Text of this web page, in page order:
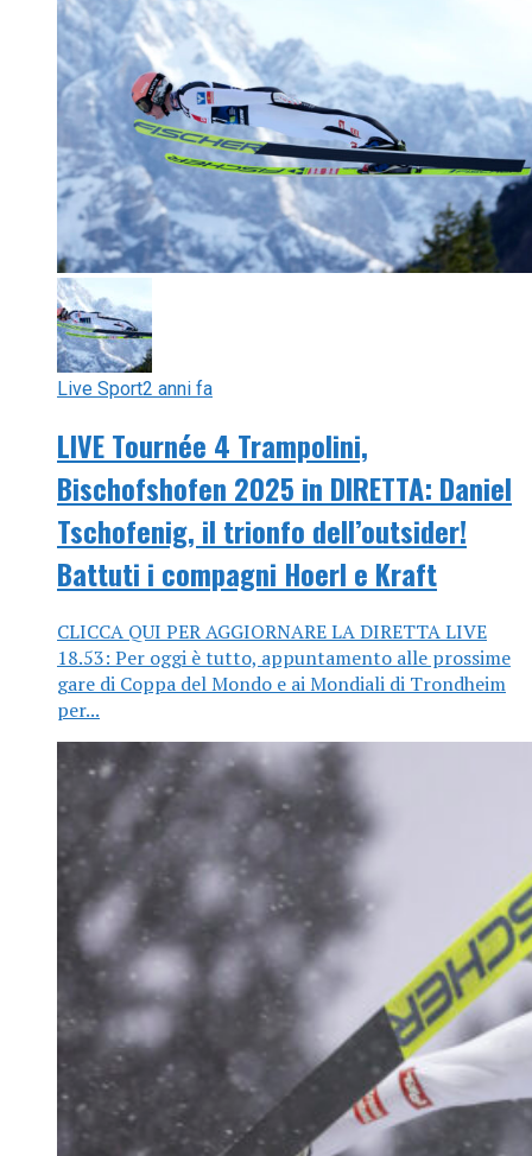
Live Sport2 anni fa
LIVE Tournée 4 Trampolini,
Bischofshofen 2025 in DIRETTA: Daniel
Tschofenig, il trionfo dell’outsider!
Battuti i compagni Hoerl e Kraft
CLICCA QUI PER AGGIORNARE LA DIRETTA LIVE
18.53: Per oggi è tutto, appuntamento alle prossime
gare di Coppa del Mondo e ai Mondiali di Trondheim
per...